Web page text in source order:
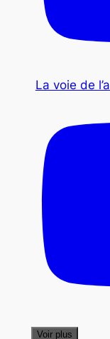
La voie de
Voir plus